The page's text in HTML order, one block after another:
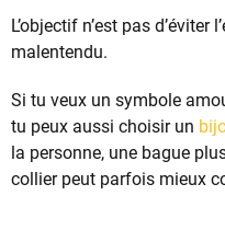
L’objectif n’est pas d’éviter
malentendu.
Si tu veux un symbole
tu peux aussi choisir un
la personne, une bague
collier peut parfois mieux